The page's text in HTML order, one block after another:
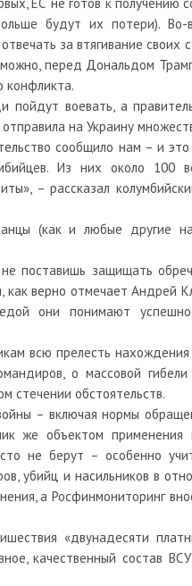
будут их потери). Во-
за втягивание своих
перед Дональдом
конфликта.
воевать, а
на Украину
сообщило нам – и
Из них около 100
– рассказал
(как и любые другие
поставишь защищать
как верно отмечает Андрей
они понимают
всю прелесть нахождения
о массовой гибели
обстоятельств.
– включая нормы
же объектом применения
не берут – особенно
убийц и насильников в
а Росфинмониторинг
«двунадесяти
качественный состав